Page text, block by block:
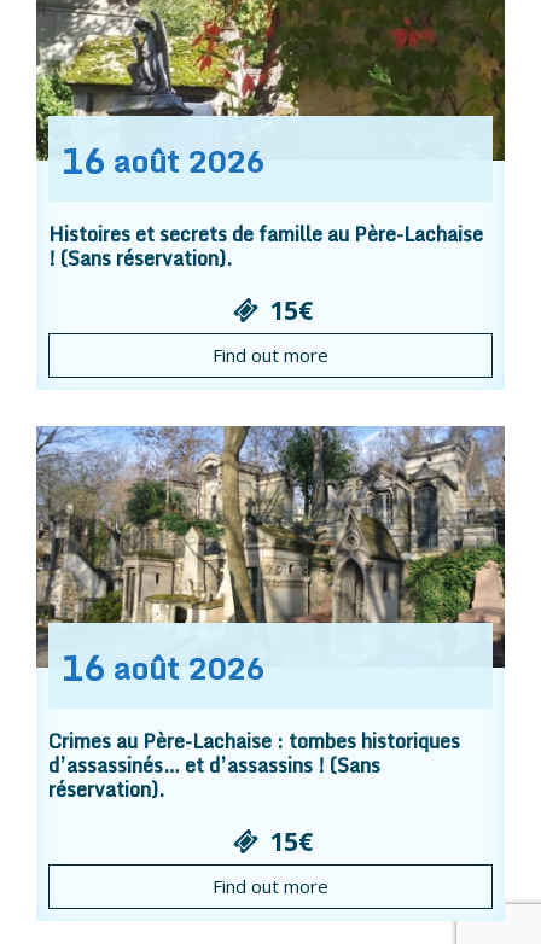
16 août 2026
Histoires et secrets de famille au Père-Lachaise
! (Sans réservation).
15€
Find out more
16 août 2026
Crimes au Père-Lachaise : tombes historiques
d’assassinés… et d’assassins ! (Sans
réservation).
15€
Find out more